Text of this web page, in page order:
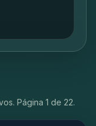
Página 1 de 22.